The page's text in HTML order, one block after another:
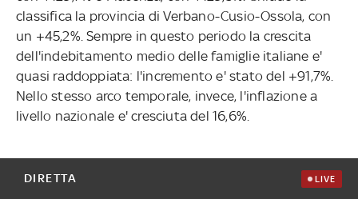
classifica la provincia di Verbano-Cusio-Ossola, con
un +45,2%. Sempre in questo periodo la crescita
dell'indebitamento medio delle famiglie italiane e'
quasi raddoppiata: l'incremento e' stato del +91,7%.
Nello stesso arco temporale, invece, l'inflazione a
livello nazionale e' cresciuta del 16,6%.
DIRETTA LIVE